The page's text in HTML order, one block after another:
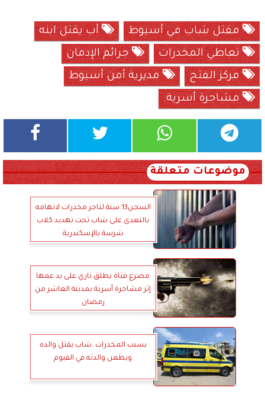
مقتل شاب في أسيوط
أب يقتل ابنه
تعاطي المخدرات
جرائم الإدمان
مركز الفتح
مديرية أمن أسيوط
مشاجرة أسرية.
موضوعات متعلقة
السجن13 سنة لتاجر مخدرات لاتهامه
بالتعدى على شاب تحت تهديد كلاب
شرسة بالإسكندرية
مصرع فتاة بطلق ناري على يد عمها
إثر مشاجرة أسرية بمدينة العاشر من
رمضان
بسبب المخدرات..شاب يقتل والده
ويطعن والدته في الفيوم